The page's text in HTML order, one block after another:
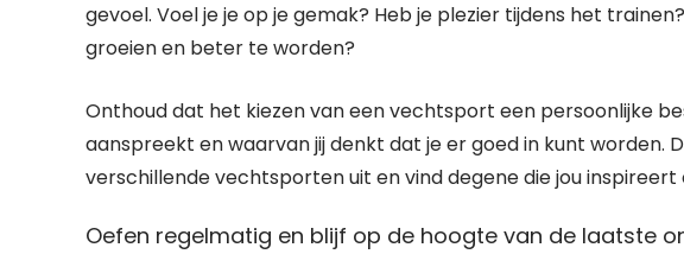
gevoel. Voel je je op je gemak? Heb je plezier tijdens het
groeien en beter te worden?
Onthoud dat het kiezen van een vechtsport een persoonlijke
aanspreekt en waarvan jij denkt dat je er goed in kunt worden.
verschillende vechtsporten uit en vind degene die jou
Oefen regelmatig en blijf op de hoogte van de laatste